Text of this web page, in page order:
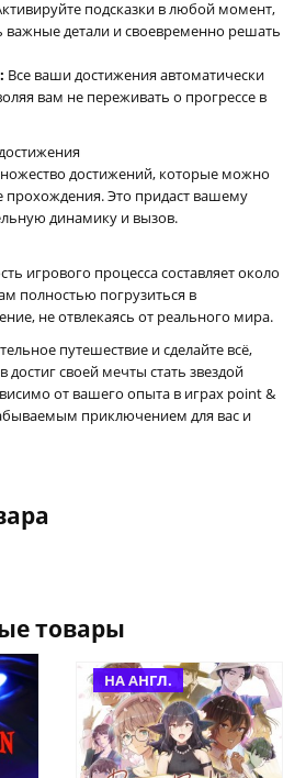
подсказки в любой момент,
важные детали и своевременно решать
Все ваши достижения автоматически
вам не переживать о прогрессе в
достижений, которые можно
прохождения. Это придаст вашему
динамику и вызов.
игрового процесса составляет около
полностью погрузиться в
не отвлекаясь от реального мира.
путешествие и сделайте всё,
своей мечты стать звездой
от вашего опыта в играх point &
приключением для вас и
товары
НА АНГЛ.